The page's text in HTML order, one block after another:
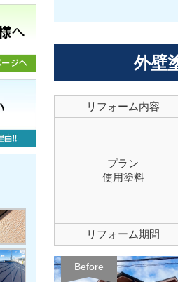
外壁
リフォーム内容
プラン
使用塗料
リフォーム期間
Before